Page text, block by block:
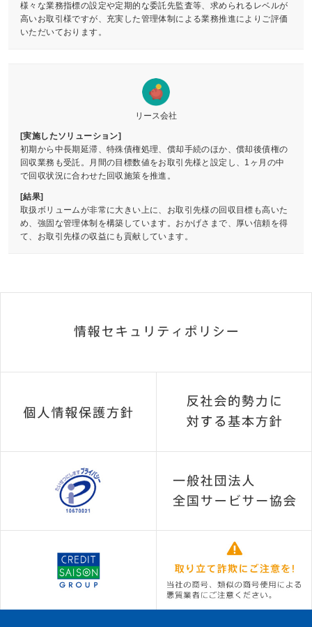
様々な業務指標の設定や定期的な委託先監査等、求められるレベルが
高いお取引様ですが、充実した管理体制による業務推進によりご評価
いただいております。
リース会社
[実施したソリューション]
初期から中長期延滞、特殊債権処理、償却手続のほか、償却後債権の
回収業務も受託。月間の目標数値をお取引先様と設定し、1ヶ月の中
で回収状況に合わせた回収施策を推進。
[結果]
取扱ボリュームが非常に大きい上に、お取引先様の回収目標も高いた
め、強固な管理体制を構築しています。おかげさまで、厚い信頼を得
て、お取引先様の収益にも貢献しています。